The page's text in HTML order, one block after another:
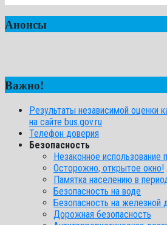
Анонсы
Важно!
Результаты независимой оценки
на сайте bus.gov.ru
Телефон доверия
Безопасность
Незаконное использование
Осторожно, открытое окно!
Памятка населению в
Безопасность на воде
Безопасность на железной
Дорожная безопасность